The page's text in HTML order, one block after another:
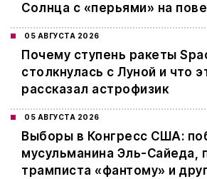
Солнца с «перьями» на
05 АВГУСТА 2026
Почему ступень ракеты
столкнулась с Луной и что
рассказал астрофизик
05 АВГУСТА 2026
Выборы в Конгресс США:
мусульманина Эль-Сайеда,
трамписта «фантому» и